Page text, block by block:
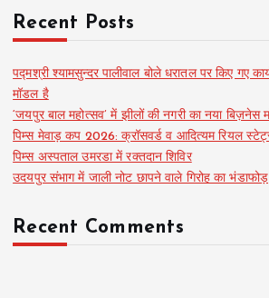
Recent Posts
पद्मश्री श्यामसुन्दर पालीवाल बोले धरातल पर किए गए
मॉडल है
‘जयपुर बाल महोत्सव’ में झीलों की नगरी का नया बिज़नेस
पिम्स मेवाड़ कप 2026: क्रॉसवर्ड व आदित्यम रियल
पिम्स अस्पताल उमरडा में रक्तदान शिविर
उदयपुर संभाग में जाली नोट छापने वाले गिरोह का भंडाफोड़
Recent Comments